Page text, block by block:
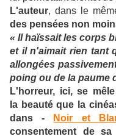
L'auteur, dans le
des pensées non
« Il haïssait les corps
et il n'aimait rien tant
allongées
poing ou de la paume
L'horreur, ici, se
la beauté que la
dans -
Noir et
consentement de